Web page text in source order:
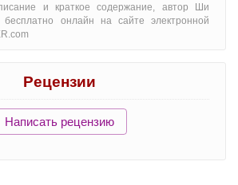
и краткое содержание, автор Ши
бесплатно онлайн на сайте электронной
Рецензии
Написать рецензию